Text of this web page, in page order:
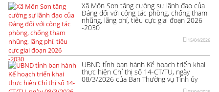
Xã Môn Sơn tăng cường sự lãnh đạo của
Đảng đối với công tác phòng, chống tham
nhũng, lãng phí, tiêu cực giai đoạn 2026
-2030
15/04/2026
UBND tỉnh ban hành Kế hoạch triển khai
thực hiện Chỉ thị số 14-CT/TU, ngày
08/3/2026 của Ban Thường vụ Tỉnh ủy